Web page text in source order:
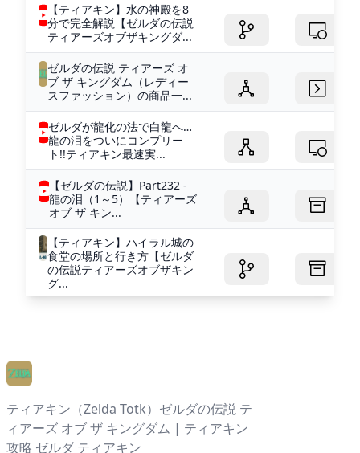
【ティアキン】水の神殿を8
分で完全解説【ゼルダの伝説
ティアーズオブザキングダ...
ゼルダの伝説 ティアーズ オ
ブ ザ キングダム（レディー
スファッション）の商品一...
ゼルダが龍化の法で白龍へ…
龍の泪をついにコンプリー
ト!!ティアキン最速実...
【ゼルダの伝説】Part232 -
龍の泪（1～5）【ティアーズ
オブ ザ キン...
【ティアキン】ハイラル城の
食堂の場所と行き方【ゼルダ
の伝説ティアーズオブザキン
グ...
ティアキン（Zelda Totk）ゼルダの伝説 テ
ィアーズ オブ ザ キングダム | ティアキン
攻略 ゼルダ ティアキン